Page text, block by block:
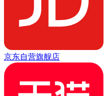
京东自营旗舰店